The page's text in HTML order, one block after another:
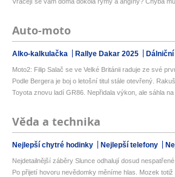
Vracejí se vám doma dokola rýmy a angíny? Chyba
Auto-moto
Alko-kalkulačka Rallye Dakar 2025
Moto2: Filip Salač se ve Velké Británii raduje ze své
Podle Bergera je boj o letošní titul stále otevřený.
Toyota znovu ladí GR86. Nepřidala výkon, ale sáhla na
Věda a technika
Nejlepší chytré hodinky Nejlepší telefony
Nejdetailnější záběry Slunce odhalují dosud
Po přijetí hovoru nevědomky měníme hlas. Mozek totiž